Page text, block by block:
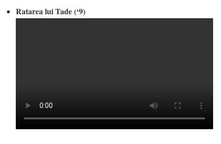
Ratarea lui Tade (‘9)